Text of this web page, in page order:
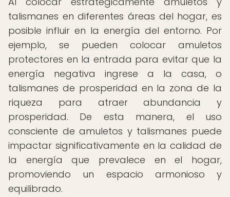
talismanes en diferentes áreas del hogar, es
posible influir en la energía del entorno. Por
ejemplo, se pueden colocar amuletos
protectores en la entrada para evitar que la
energía negativa ingrese a la casa, o
talismanes de prosperidad en la zona de la
riqueza para atraer abundancia y
prosperidad. De esta manera, el uso
consciente de amuletos y talismanes puede
impactar significativamente en la calidad de
la energía que prevalece en el hogar,
promoviendo un espacio armonioso y
equilibrado.